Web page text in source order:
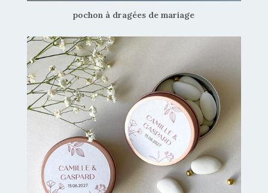
pochon à dragées de mariage